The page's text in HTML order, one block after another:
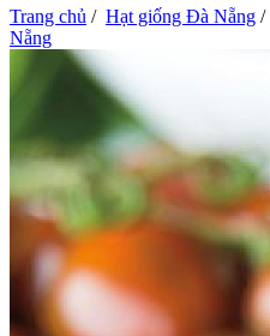
Trang chủ / Hạt giống Đà Nẵng /
Nẵng